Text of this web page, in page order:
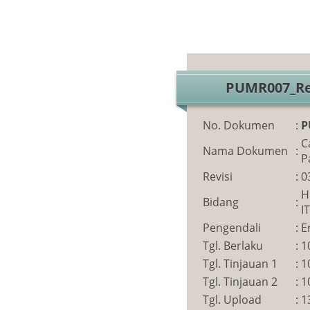
No. Dokumen :
Nama Dokumen :
Revisi
:
Bidang
: IT
Pengendali
:
Tgl. Berlaku
:
Tgl. Tinjauan 1
:
Tgl. Tinjauan 2
:
Tgl. Upload
: